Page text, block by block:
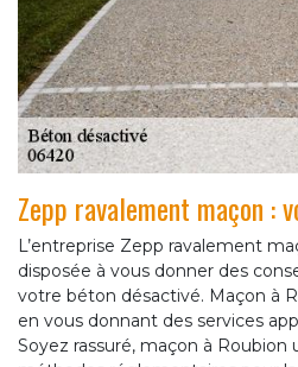
Zepp ravalement maçon :
L’entreprise Zepp ravalement
disposée à vous donner des
votre béton désactivé. Maçon à
en vous donnant des services
Soyez rassuré, maçon à